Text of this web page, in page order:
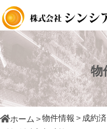
物
ホーム 物件情報 成約済